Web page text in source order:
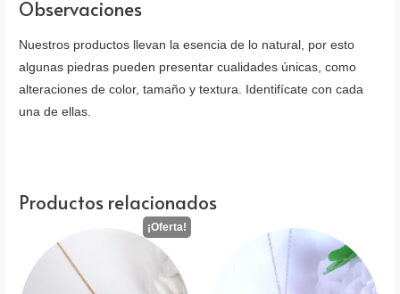
Observaciones
Nuestros productos llevan la esencia de lo natural, por esto
algunas piedras pueden presentar cualidades únicas, como
alteraciones de color, tamaño y textura. Identifícate con cada
una de ellas.
Productos relacionados